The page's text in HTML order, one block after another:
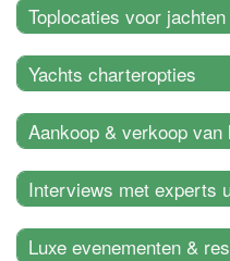
Toplocaties voor
Yachts charteropties
Aankoop & verkoop van
Interviews met experts
Luxe evenementen &